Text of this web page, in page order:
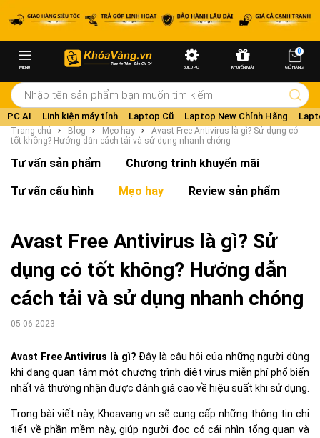
MENU BUILD PC KHUYẾN MÃI
0
GIỎ HÀNG
PC AI Linh kiện máy tính Laptop Cũ Laptop New Chính Hãng
Trang chủ Blog Mẹo hay
Avast Free Antivirus là gì? Sử dụng có
tốt không? Hướng dẫn cách tải và sử dụng nhanh chóng
Tư vấn sản phẩm Chương trình khuyến mãi
Tư vấn cấu hình Mẹo hay Review sản phẩm
Avast Free Antivirus là gì? Sử
dụng có tốt không? Hướng dẫn
cách tải và sử dụng nhanh chóng
05-06-2023
Avast Free Antivirus là gì? Đây là câu hỏi của những người dùng
khi đang quan tâm một chương trình diệt virus miễn phí phổ biến
nhất và thường nhận được đánh giá cao về hiệu suất khi sử dụng.
Trong bài viết này, Khoavang.vn sẽ cung cấp những thông tin chi
tiết về phần mềm này, giúp người đọc có cái nhìn tổng quan và